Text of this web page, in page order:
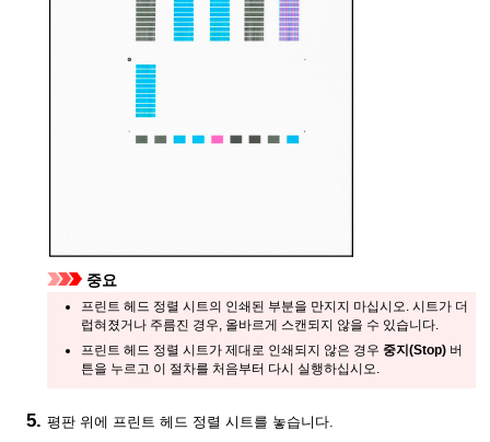
중요
프린트 헤드 정렬 시트의 인쇄된 부분을 만지지 마십시오.
시트가 더
럽혀졌거나 주름진 경우, 올바르게 스캔되지 않을 수 있습니다.
프린트 헤드 정렬 시트가 제대로 인쇄되지 않은 경우 중지(Stop)버
튼을 누르고 이 절차를 처음부터 다시 실행하십시오.
평판 위에 프린트 헤드 정렬 시트를 놓습니다.